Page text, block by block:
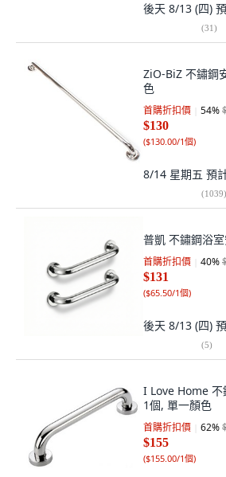
後天 8/13 (四)
(31)
ZiO-BiZ 不鏽鋼
色
首購折扣價 54%
$130
($130.00/1個)
8/14 星期五 預
(1039)
普凱 不鏽鋼浴
首購折扣價 40%
$131
($65.50/1個)
後天 8/13 (四)
(5)
I Love Home 不
1個, 單一顏色
首購折扣價 62%
$155
($155.00/1個)